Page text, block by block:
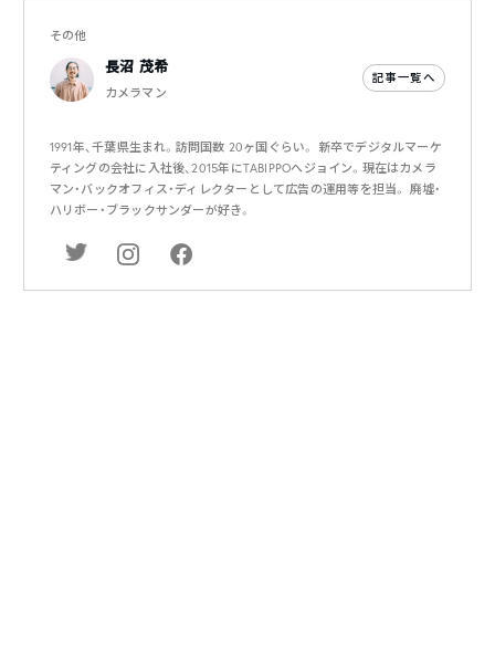
その他
長沼 茂希
カメラマン
記事一覧へ
1991年、千葉県生まれ。訪問国数 20ヶ国ぐらい。 新卒でデジタルマーケ
ティングの会社に入社後、2015年にTABIPPOへジョイン。現在はカメラ
マン・バックオフィス・ディレクターとして広告の運用等を担当。 廃墟・
ハリボー・ブラックサンダーが好き。